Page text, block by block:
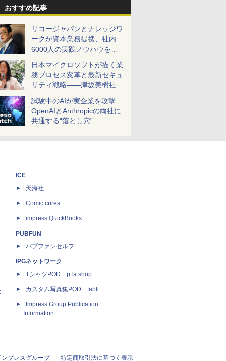
おすすめ記事
リコージャパンとナレッジワ
ークが資本業務提携、社内
6000人の実践ノウハウを生
かした「AI商談記録 for
RICOH」を展開へ
日本マイクロソフトが描く業
務プロセス変革と最新セキュ
リティ戦略――津坂美樹社長
が2027年度戦略を説明
試験中のAIが実企業を攻撃
OpenAIとAnthropicの両社に
共通する“落とし穴”
ICE
天海社
Comic curea
impress QuickBooks
PUBFUN
パブファンセルフ
IPGネットワーク
TシャツPOD pTa.shop
カスタム写真集POD fabli
Impress Group Publication
Information
ンプレスグループ 特定商取引法に基づく表示